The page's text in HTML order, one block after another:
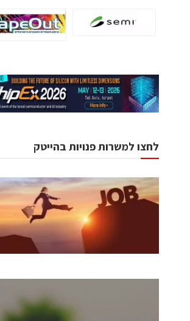
לחצו למשרות פנויות בהייטק